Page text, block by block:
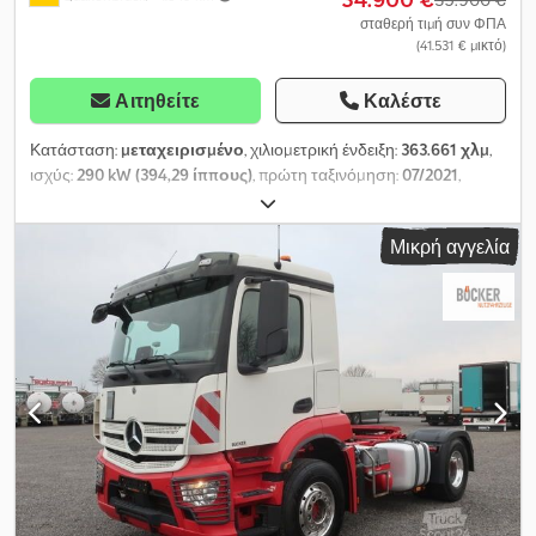
σταθερή τιμή συν ΦΠΑ
(41.531 € μικτό)
Αιτηθείτε Καλέστε
Κατάσταση: μεταχειρισμένο, χιλιομετρική ένδειξη: 363.661 χλμ,
ισχύς:290 kW (394,29 ίππους), πρώτη ταξινόμηση:07/2021,
, κενό βάρος:
φόρτωσης:11.251 κιλ, συνολικό βάρος:18.000 κιλ, μέγεθος
385 / 65 R 22,5, επόμενος τεχνικός έλεγχος (TÜV):
, φρένα:άλλο, χρώμα:λευκό, καμπίνα οδηγού:
ημερήσια
, τύπος μετάδοσης:αυτόματο, κατηγορία εκπομπών:
, ανάρτηση:χάλυβας-αέρας, συνολικό μήκος: 25.000 χιλ.,
συνολικό πλάτος:33.160 χιλ. , συνολικό ύψος:
κατασκευής:2021, διάσταση εμπρόσθιου ελαστικού: 315 / 80 R
22,5, Εξοπλισμός:
ABS, κλείδωμα διαφορικού, κλιματισμός,
σύστημα αυτόματου ελέγχου ταχύτητας, ABS, φώτα εργασίας,
ηλεκτρικά ρυθμιζόμενοι και θερμαινόμενοι εξωτερικοί καθρέπτες,
τηλέφωνο αυτοκινήτου με handsfree, ηλιοροφή, μπλοκέ
διαφορικού, στροφόμετρο, ηλεκτρικά παράθυρα αριστερά + δεξιά,
καμπίνα μεσαίου μεγέθους, αερόφουσκη στο κάθισμα οδηγού,
Μικρή αγγελία